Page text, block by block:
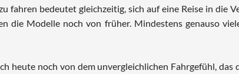
fahren bedeutet gleichzeitig, sich auf eine Reise in die
die Modelle noch von früher. Mindestens genauso
heute noch von dem unvergleichlichen Fahrgefühl, das